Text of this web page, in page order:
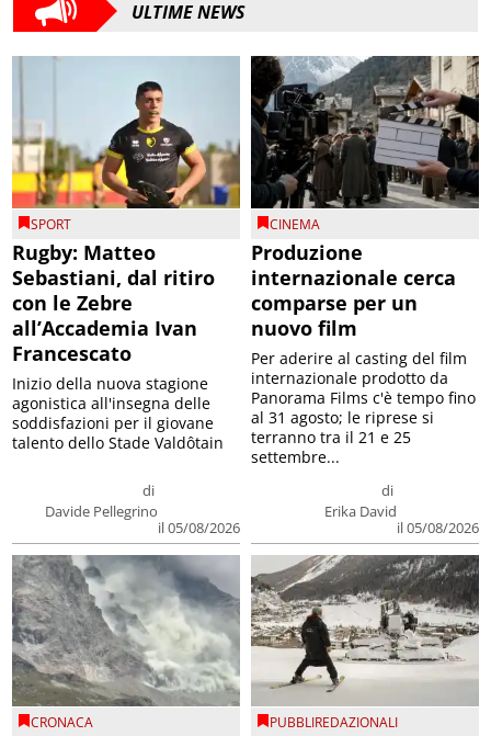
ULTIME NEWS
SPORT
Rugby: Matteo
Sebastiani, dal ritiro
con le Zebre
all’Accademia Ivan
Francescato
di
Davide Pellegrino
il 05/08/2026
Inizio della nuova stagione
agonistica all'insegna delle
soddisfazioni per il giovane
talento dello Stade Valdôtain
CINEMA
Produzione
internazionale cerca
comparse per un
nuovo film
di
Erika David
il 05/08/2026
Per aderire al casting del film
internazionale prodotto da
Panorama Films c'è tempo fino
al 31 agosto; le riprese si
terranno tra il 21 e 25
settembre...
CRONACA PUBBLIREDAZIONALI